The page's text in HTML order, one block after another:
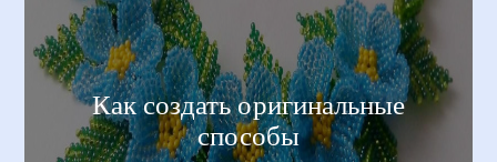
Как создать оригинальные
способы